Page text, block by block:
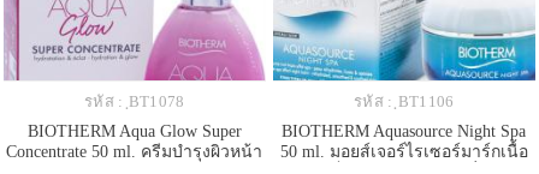
รหัส : ฺBT1078
BIOTHERM Aqua Glow Super
Concentrate 50 ml. ครีมบำรุงผิวหน้า
รหัส : ฺBT1106
BIOTHERM Aquasource Night Spa
50 ml. มอยส์เจอร์ไรเซอร์มาร์กเนื้อ